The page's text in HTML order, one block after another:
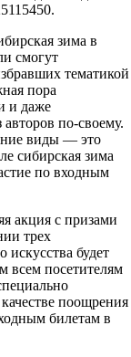
зима в
смогут
тематикой
пора
и даже
по-своему.
виды — это
сибирская зима
по входным
акция с призами
трех
искусства будет
всем посетителям
поощрения
билетам в